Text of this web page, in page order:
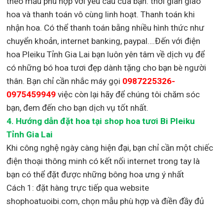
hoa và thanh toán vô cùng linh hoạt. Thanh toán khi
nhận hoa. Có thể thanh toán bằng nhiều hình thức như
chuyển khoản, internet banking, paypal….Đến với điện
hoa Pleiku Tỉnh Gia Lai bạn luôn yên tâm về dịch vụ để
có những bó hoa tươi đẹp dành tặng cho bạn bè người
thân. Bạn chỉ cần nhắc máy gọi 0987225326-
0975459949việc còn lại hãy để chúng tôi chăm sóc
bạn, đem đến cho bạn dịch vụ tốt nhất.
4. Hướng dẫn đặt hoa tại shop hoa tươi Bi Pleiku
Tỉnh Gia Lai
Khi công nghệ ngày càng hiện đại, bạn chỉ cần một chiếc
điện thoại thông minh có kết nối internet trong tay là
bạn có thể đặt được những bông hoa ưng ý nhất
Cách 1: đặt hàng trực tiếp qua website
shophoatuoibi.com, chọn mẫu phù hợp và điền đầy đủ